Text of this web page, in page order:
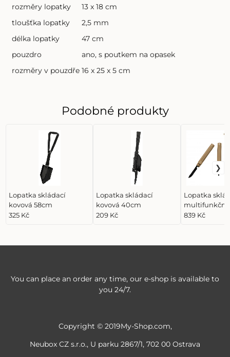
rozměry lopatky
13 x 18 cm
tloušťka lopatky
2,5 mm
délka lopatky
47 cm
pouzdro
ano, s poutkem na opasek
rozměry v pouzdře 16 x 25 x 5 cm
Podobné produkty
Lopatka skládací
kovová 58cm
325 Kč
Lopatka skládací
kovová 40cm
209 Kč
Lopatka
multifunkční
77cm
839 Kč
You can place an order any time, our e-shop is available to
you 24/7.
Copyright © 2019My-Shop.com,
Neubox CZ s.r.o., U parku 2867/1, 702 00 Ostrava